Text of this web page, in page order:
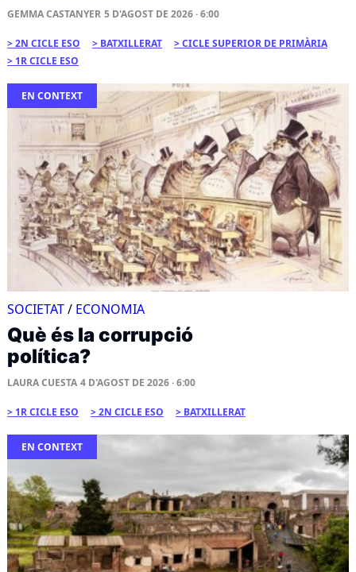
GEMMA CASTANYER 5 D'AGOST DE 2026 · 6:00
2N CICLE ESO BATXILLERAT
CICLE SUPERIOR DE PRIMÀRIA
1R CICLE ESO
EN CONTEXT
SOCIETAT/ ECONOMIA
Què és la corrupció
política?
LAURA CUESTA 4 D'AGOST DE 2026 · 6:00
1R CICLE ESO 2N CICLE ESO BATXILLERAT
EN CONTEXT